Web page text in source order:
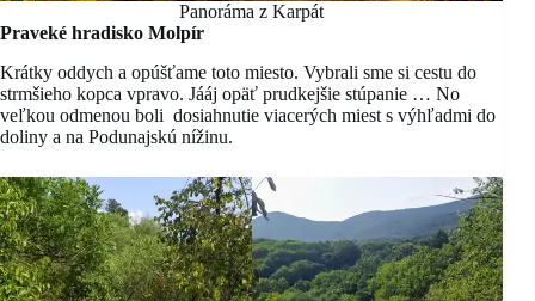
Panoráma z Karpát
Praveké hradisko Molpír
Krátky oddych a opúšťame toto miesto. Vybrali sme si cestu do
strmšieho kopca vpravo. Jááj opäť prudkejšie stúpanie … No
veľkou odmenou boli dosiahnutie viacerých miest s výhľadmi do
doliny a na Podunajskú nížinu.